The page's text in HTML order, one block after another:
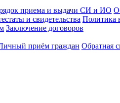
приема и выдачи СИ и ИО
и свидетельства Политика
Заключение договоров
приём граждан Обратная